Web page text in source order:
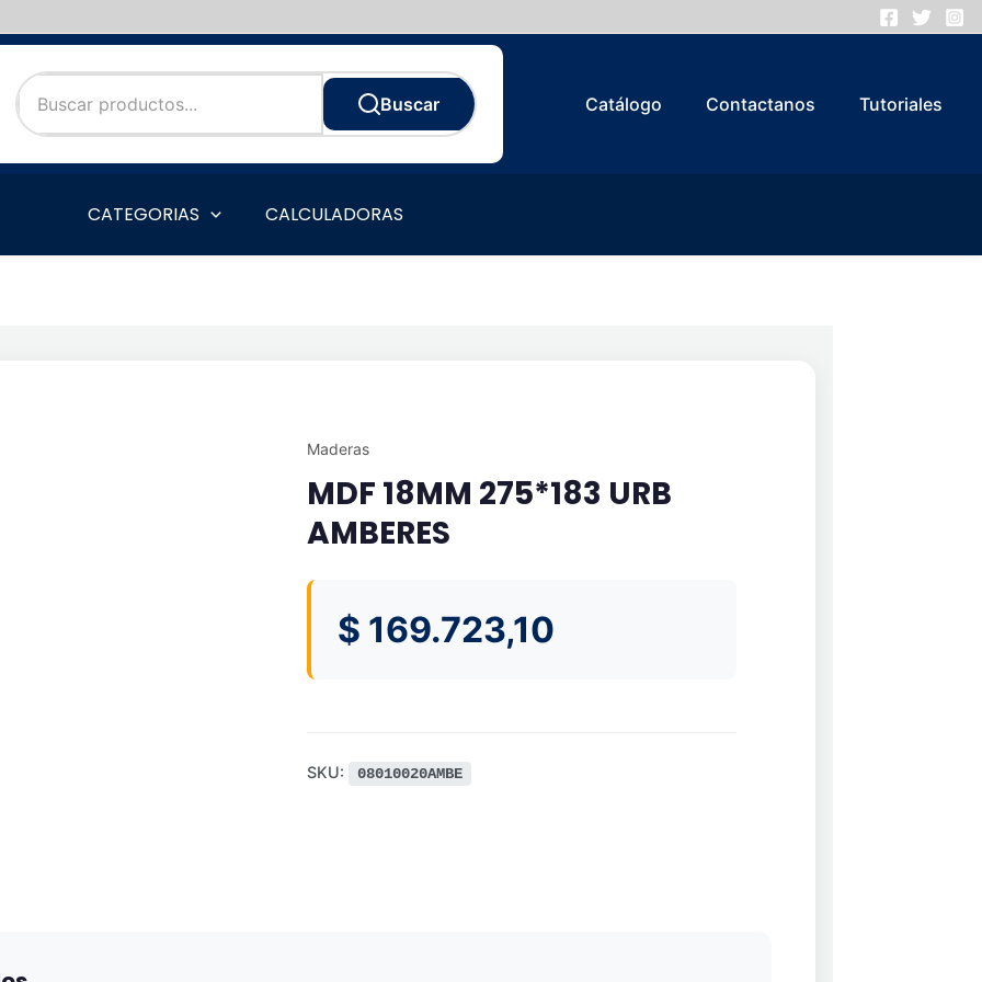
Buscar
Catálogo Contactanos Tutoriales
CATEGORIAS CALCULADORAS
Maderas
MDF 18MM 275*183 URB
AMBERES
$ 169.723,10
SKU: 08010020AMBE